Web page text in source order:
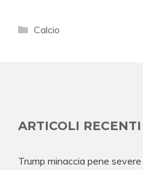
Categorie
Calcio
ARTICOLI RECENTI
Trump minaccia pene